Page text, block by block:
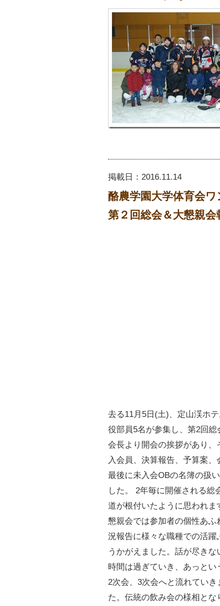
掲載日： 2016.11.14
酪農学園大学体育会
第２回総会＆大懇親会
去る11月5日(土)、定山渓ホ
役部員5名が参集し、第2回
会長より開会の挨拶があり
入会員、決算報告、予算案
最後に未入会OBの名簿の扱
した。 2年毎に開催される
道が根付いたように思われ
懇親会では参加者の個性あふ
況報告に様々な職種での活躍
うかがえました。話が尽きな
時間は過ぎていき、あっとい
2次会、3次会へと流れていき
た。伝統の飲み会の様相とな